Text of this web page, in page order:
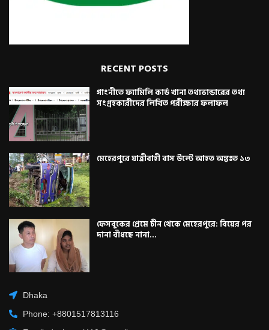
RECENT POSTS
গাংনীতে ফ্যামিলি কার্ড খানা তথ্যভান্ডারের তথ্য
সংগ্রহকারীদের লিখিত পরীক্ষার ফলাফল
মেহেরপুরে যাত্রীবাহী বাস উল্টে আহত অন্তঃত ১৩
ফেসবুকের প্রেমে চীন থেকে মেহেরপুরে: বিয়ের পর
দানা বাঁধছে নানা...
Dhaka
Phone: +8801517813116